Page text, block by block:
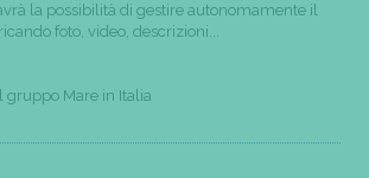
la possibilità di gestire autonomamente il
foto, video, descrizioni...
gruppo Mare in Italia